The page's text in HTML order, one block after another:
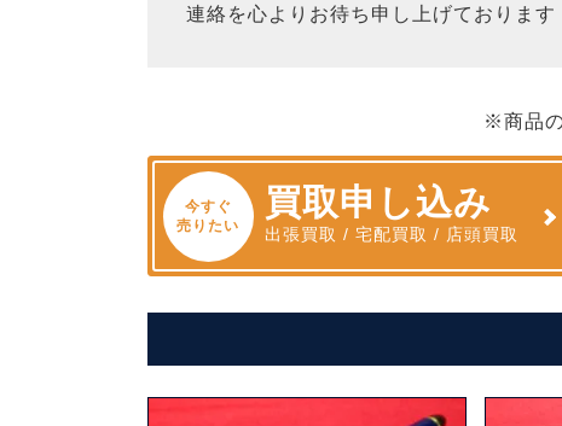
連絡を心よりお待ち申し上げております
※商品
今すぐ
売りたい
買取申し込み
出張買取 / 宅配買取 / 店頭買取